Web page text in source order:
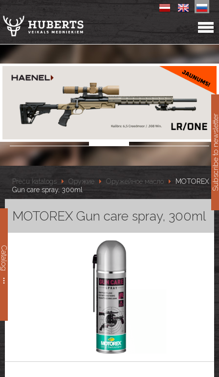
Catalog
Preču katalogs Оружие Оружейное масло
MOTOREX
Gun care spray, 300ml
MOTOREX Gun care spray, 300ml
Subscribe